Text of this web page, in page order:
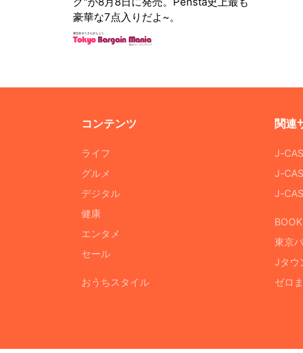
豪華な7点入りだよ~。
コンテンツ
ライフ
グルメ
デジタル
健康
エンタメ
セール
おうちスタイル
関連
J-
J-
J-
東京
Jタウ
ゼロ